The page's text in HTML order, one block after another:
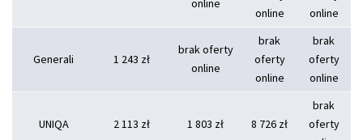
online
online
online
Generali 1 243 zł
brak oferty
online
brak
oferty
online
brak
oferty
online
UNIQA 2 113 zł 1 803 zł 8 726 zł
brak
oferty